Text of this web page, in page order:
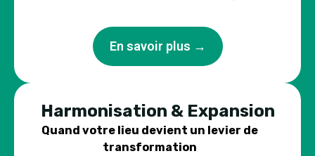
En savoir plus →
Harmonisation & Expansion
Quand votre lieu devient un levier de
transformation